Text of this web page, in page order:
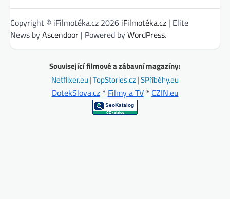
Copyright © iFilmotéka.cz 2026 iFilmotéka.cz | Elite
News byAscendoor | Powered byWordPress.
Související filmové a zábavní magazíny:
Netflixer.eu |TopStories.cz|SPříběhy.eu
DotekSlova.cz* Filmy a TV* CZIN.eu